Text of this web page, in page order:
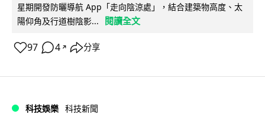
星期開發防曬導航 App「走向陰涼處」，結合建築物高度、太
陽仰角及行道樹陰影...
閱讀全文
97 4 ↗ 分享
科技娛樂 科技新聞